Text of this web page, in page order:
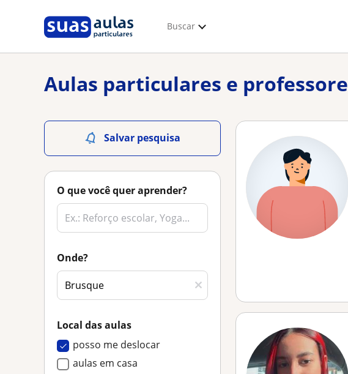
Buscar
Aulas particulares e
Salvar pesquisa
O que você quer aprender?
Onde?
Local das aulas
posso me deslocar
aulas em casa